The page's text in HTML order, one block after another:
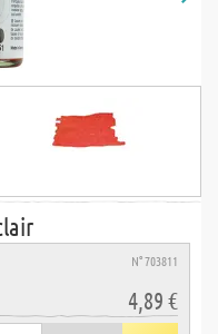
N° 703811
4,89 €